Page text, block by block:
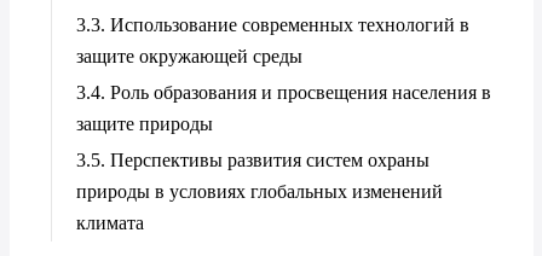
3.3. Использование современных технологий в
защите окружающей среды
3.4. Роль образования и просвещения населения в
защите природы
3.5. Перспективы развития систем охраны
природы в условиях глобальных изменений
климата